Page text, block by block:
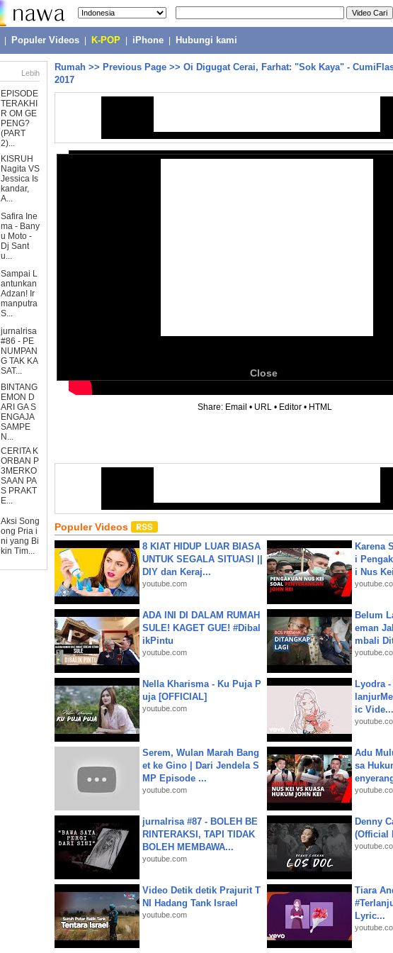
Populer Videos K-POP iPhone Hubungi kami
Lebih
EPISODE
TERAKHI
R OM GE
PENG?
(PART
2)...
KISRUH
Nagita VS
Jessica Is
kandar,
A...
Safira Ine
ma - Bany
u Moto -
Dj Sant
u...
Sampai L
antunkan
Adzan! Ir
manputra
S...
jurnalrisa
#86 - PE
NUMPAN
G TAK KA
SAT...
BINTANG
EMON D
ARI GA S
ENGAJA
SAMPE
N...
CERITA K
ORBAN P
3MERKO
SAAN PA
S PRAKT
E...
Aksi Song
ong Pria i
ni yang Bi
kin Tim...
Rumah >> Previous Page >> Oi Digugat Cerai, Farhat: "Sok Kaya" -
2017
Close
Share: Email • URL • Editor • HTML
Populer Videos
8 KIAT HIDUP LUAR BIASA
UNTUK SEGALA SITUASI ||
DIY dan Keraj...
youtube.com
Karena
i
i Nus
ADA INI DI DALAM RUMAH
SULE! KAGET GUE! #Dibal
ikPintu
youtube.com
Belum
eman
mbali
Nella Kharisma - Ku Puja P
uja [OFFICIAL]
youtube.com
Lyodra
ic Vide...
Serem, Wulan Marah Bang
et ke Gino | Dari Jendela S
MP Episode ...
youtube.com
Adu
sa
jurnalrisa #87 - BOLEH BE
RINTERAKSI, TAPI TIDAK
BOLEH MEMBAWA...
youtube.com
Denny
(Official
Video Detik detik Prajurit T
NI Hadang Tank Israel
youtube.com
Tiara
Lyric...